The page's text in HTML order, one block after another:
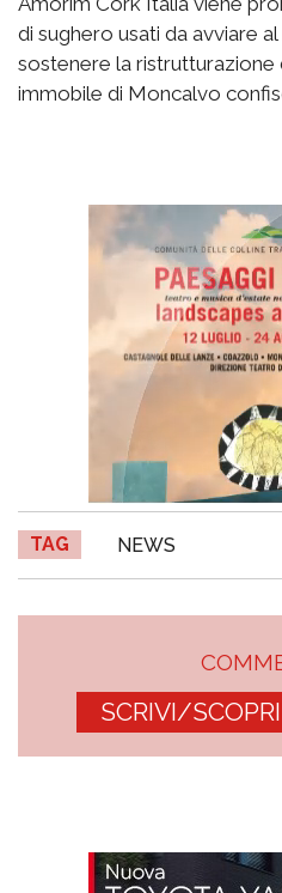
di sughero usati da avviare
sostenere la ristrutturazione
immobile di Moncalvo
TAG NEWS
SCRIVI/